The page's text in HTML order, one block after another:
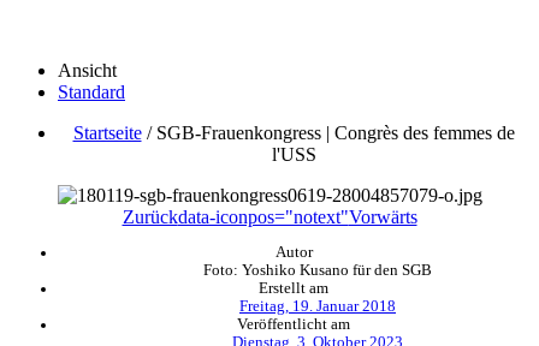
Ansicht
Standard
Startseite/ SGB-Frauenkongress | Congrès des femmes de
l'USS
Zurückdata-iconpos="notext"Vorwärts
Autor
Foto: Yoshiko Kusano für den SGB
Erstellt am
Freitag, 19. Januar 2018
Veröffentlicht am
Dienstag, 3. Oktober 2023